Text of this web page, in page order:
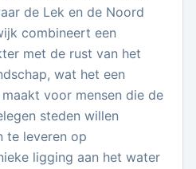
de Lek en de Noord
combineert een
met de rust van het
wat het een
voor mensen die de
steden willen
te leveren op
ligging aan het water